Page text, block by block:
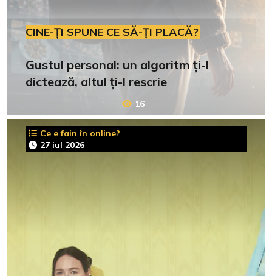
CINE-ȚI SPUNE CE SĂ-ȚI PLACĂ?
Gustul personal: un algoritm ți-l
dictează, altul ți-l rescrie
16
Ce e fain în online?
27 iul 2026